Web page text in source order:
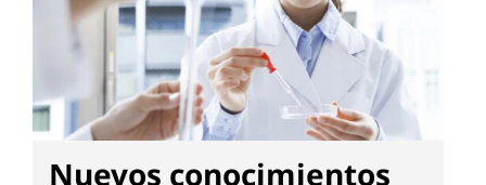
Nuevos conocimientos